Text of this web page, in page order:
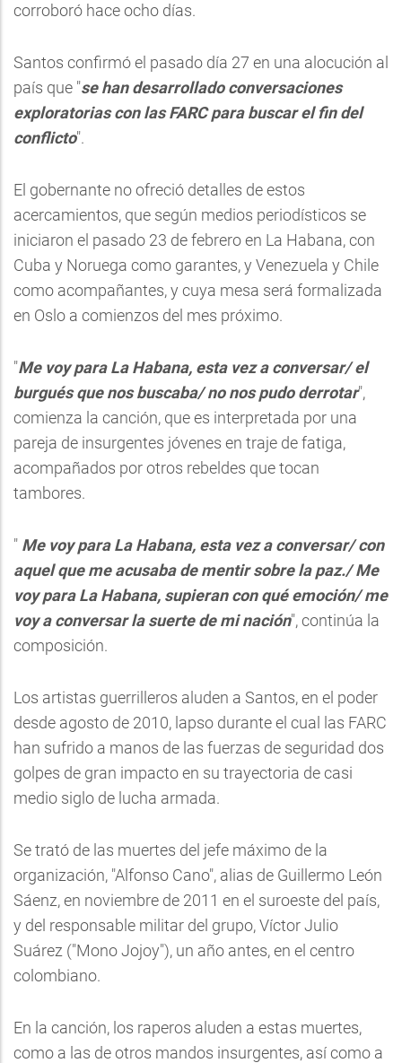
corroboró hace ocho días.
Santos confirmó el pasado día 27 en una alocución al
país que "se han desarrollado conversaciones
exploratorias con las FARC para buscar el fin del
conflicto".
El gobernante no ofreció detalles de estos
acercamientos, que según medios periodísticos se
iniciaron el pasado 23 de febrero en La Habana, con
Cuba y Noruega como garantes, y Venezuela y Chile
como acompañantes, y cuya mesa será formalizada
en Oslo a comienzos del mes próximo.
"Me voy para La Habana, esta vez a conversar/ el
burgués que nos buscaba/ no nos pudo derrotar",
comienza la canción, que es interpretada por una
pareja de insurgentes jóvenes en traje de fatiga,
acompañados por otros rebeldes que tocan
tambores.
" Me voy para La Habana, esta vez a conversar/ con
aquel que me acusaba de mentir sobre la paz./ Me
voy para La Habana, supieran con qué emoción/ me
voy a conversar la suerte de mi nación", continúa la
composición.
Los artistas guerrilleros aluden a Santos, en el poder
desde agosto de 2010, lapso durante el cual las FARC
han sufrido a manos de las fuerzas de seguridad dos
golpes de gran impacto en su trayectoria de casi
medio siglo de lucha armada.
Se trató de las muertes del jefe máximo de la
organización, "Alfonso Cano", alias de Guillermo León
Sáenz, en noviembre de 2011 en el suroeste del país,
y del responsable militar del grupo, Víctor Julio
Suárez ("Mono Jojoy"), un año antes, en el centro
colombiano.
En la canción, los raperos aluden a estas muertes,
como a las de otros mandos insurgentes, así como a